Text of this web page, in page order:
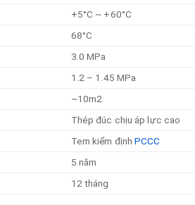
+5°C ~ +60°C
68°C
3.0 MPa
1.2 – 1.45 MPa
~10m2
Thép đúc chịu áp lực cao
Tem kiểm địnhPCCC
5 năm
12 tháng